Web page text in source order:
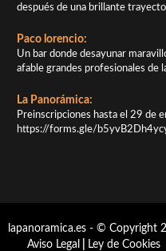
después de una brillante
Paco lorencio:
Un bar donde desayunar
afable grandes profesionales de
La Panorámica:
Preinscripciones hasta el 29 de
https://forms.gle/
lapanoramica.es - © Copyright
Aviso Legal
Ley de Cookies